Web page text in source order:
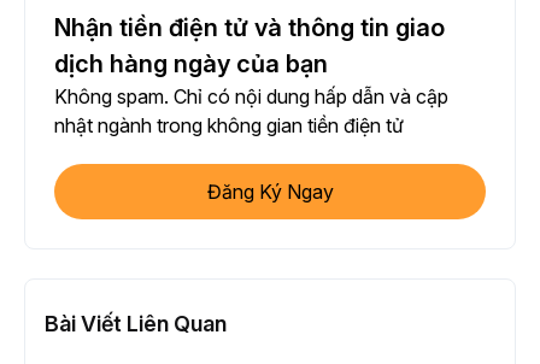
Nhận tiền điện tử và thông tin giao
dịch hàng ngày của bạn
Không spam. Chỉ có nội dung hấp dẫn và cập
nhật ngành trong không gian tiền điện tử
Đăng Ký Ngay
Bài Viết Liên Quan